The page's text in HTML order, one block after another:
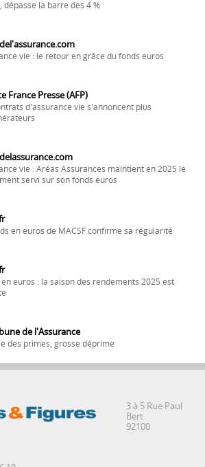
dépasse la barre des 4 %
vie : le retour en grâce du fonds euros
France Presse (AFP)
d'assurance vie s'annoncent plus
vie : Aréas Assurances maintient en 2025 le
servi sur son fonds euros
en euros de MACSF confirme sa régularité
en euros : la saison des rendements 2025 est
de l'Assurance
des primes, grosse déprime
3 à 5 Rue Paul
Bert
92100